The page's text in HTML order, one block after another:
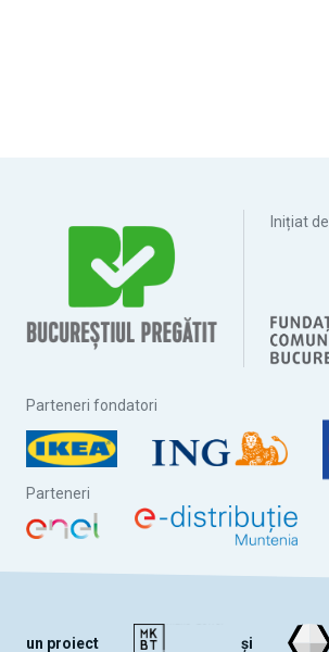
Inițiat de
Parteneri fondatori
Parteneri
un proiect și